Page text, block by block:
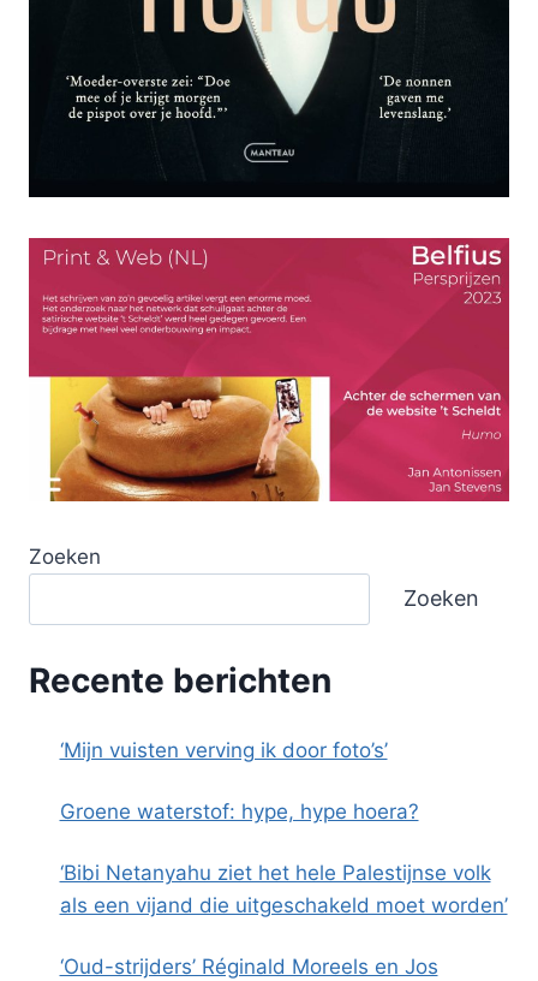
Zoeken
Zoeken
Recente berichten
‘Mijn vuisten verving ik door foto’s’
Groene waterstof: hype, hype hoera?
‘Bibi Netanyahu ziet het hele Palestijnse volk
als een vijand die uitgeschakeld moet worden’
‘Oud-strijders’ Réginald Moreels en Jos